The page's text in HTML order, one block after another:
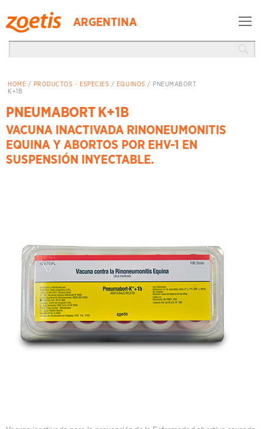
ARGENTINA
HOME / PRODUCTOS - ESPECIES / EQUINOS / PNEUMABORT
K+1B
PNEUMABORT K+1B
VACUNA INACTIVADA RINONEUMONITIS
EQUINA Y ABORTOS POR EHV-1 EN
SUSPENSIÓN INYECTABLE.